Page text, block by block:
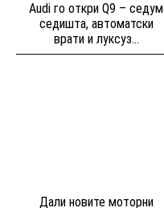
Audi го откри Q9 – седум
седишта, автоматски
врати и луксуз...
Дали новите моторни